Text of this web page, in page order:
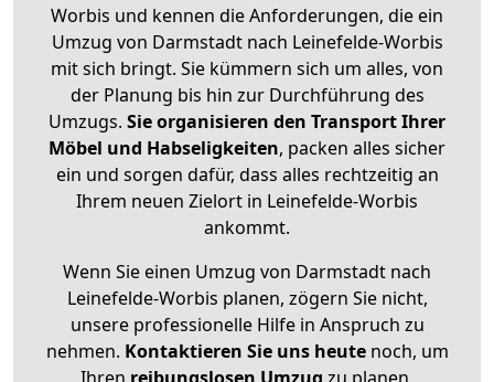
Worbis und kennen die Anforderungen, die ein
Umzug von Darmstadt nach Leinefelde-Worbis
mit sich bringt. Sie kümmern sich um alles, von
der Planung bis hin zur Durchführung des
Umzugs. Sie organisieren den Transport Ihrer
Möbel und Habseligkeiten, packen alles sicher
ein und sorgen dafür, dass alles rechtzeitig an
Ihrem neuen Zielort in Leinefelde-Worbis
ankommt.
Wenn Sie einen Umzug von Darmstadt nach
Leinefelde-Worbis planen, zögern Sie nicht,
unsere professionelle Hilfe in Anspruch zu
nehmen. Kontaktieren Sie uns heutenoch, um